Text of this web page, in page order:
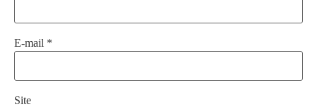
E-mail *
Site